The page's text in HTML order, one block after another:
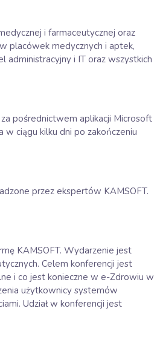
i farmaceutycznej oraz
placówek medycznych i aptek,
administracyjny i IT oraz wszystkich
pośrednictwem aplikacji Microsoft
ciągu kilku dni po zakończeniu
przez ekspertów KAMSOFT.
KAMSOFT. Wydarzenie jest
Celem konferencji jest
i co jest konieczne w e-Zdrowiu w
użytkownicy systemów
Udział w konferencji jest